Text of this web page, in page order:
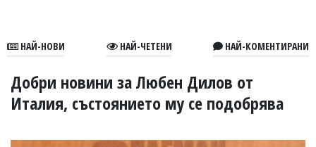
УКРАЙНА
РАЗСЛЕДВАНЕ
НАЙ-НОВИ НАЙ-ЧЕТЕНИ НАЙ-КОМЕНТИРАНИ
Добри новини за Любен Дилов от
Италия, състоянието му се подобрява